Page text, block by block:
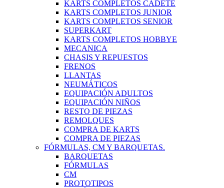
KARTS COMPLETOS CADETE
KARTS COMPLETOS JUNIOR
KARTS COMPLETOS SENIOR
SUPERKART
KARTS COMPLETOS HOBBYE
MECANICA
CHASIS Y REPUESTOS
FRENOS
LLANTAS
NEUMÁTICOS
EQUIPACIÓN ADULTOS
EQUIPACIÓN NIÑOS
RESTO DE PIEZAS
REMOLQUES
COMPRA DE KARTS
COMPRA DE PIEZAS
FÓRMULAS, CM Y BARQUETAS.
BARQUETAS
FÓRMULAS
CM
PROTOTIPOS